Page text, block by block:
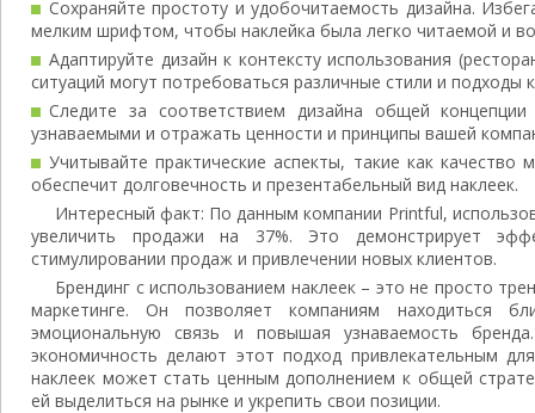
Сохраняйте простоту и удобочитаемость дизайна.
мелким шрифтом, чтобы наклейка была легко читаемой и
Адаптируйте дизайн к контексту использования
ситуаций могут потребоваться различные стили и подходы
Следите за соответствием дизайна общей
узнаваемыми и отражать ценности и принципы вашей
Учитывайте практические аспекты, такие как качество
обеспечит долговечность и презентабельный вид наклеек.
Интересный факт: По данным компании Printful,
увеличить продажи на 37%. Это демонстрирует
стимулировании продаж и привлечении новых клиентов.
Брендинг с использованием наклеек – это не просто
маркетинге. Он позволяет компаниям находиться
эмоциональную связь и повышая узнаваемость
экономичность делают этот подход привлекательным
наклеек может стать ценным дополнением к общей
ей выделиться на рынке и укрепить свои позиции.